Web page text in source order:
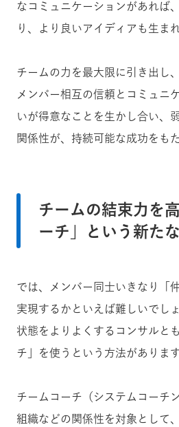
なコミュニケーションがあれば
り、より良いアイディアも生ま
チームの力を最大限に引き出し
メンバー相互の信頼とコミュニ
いが得意なことを生かし合い、
関係性が、持続可能な成功をも
チームの結束力を
ーチ」という新た
では、メンバー同士いきなり「
実現するかといえば難しいでし
状態をよりよくするコンサルと
チ」を使うという方法があります
チームコーチ（システムコーチ
組織などの関係性を対象として